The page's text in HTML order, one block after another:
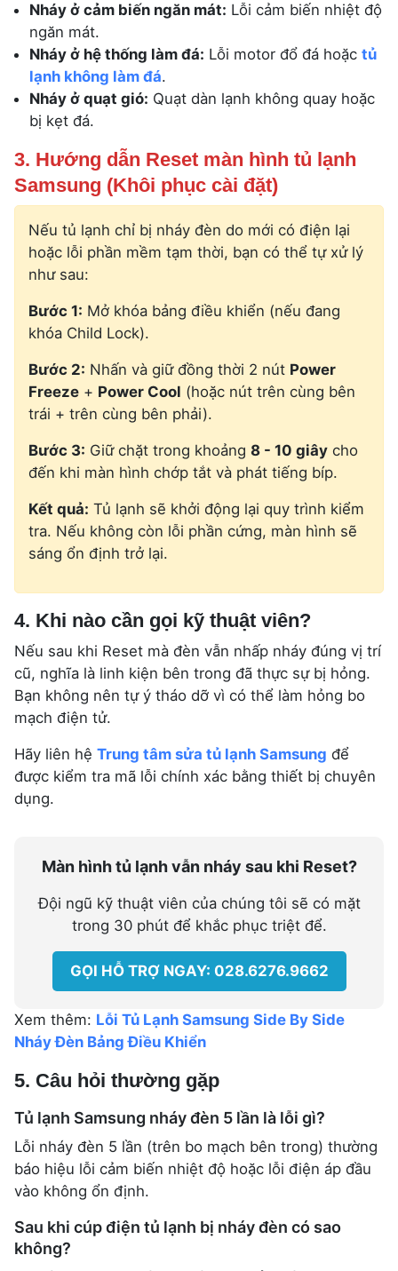
Nháy ở cảm biến ngăn mát: Lỗi cảm biến nhiệt độ
ngăn mát.
Nháy ở hệ thống làm đá: Lỗi motor đổ đá hoặc tủ
lạnh không làm đá.
Nháy ở quạt gió: Quạt dàn lạnh không quay hoặc
bị kẹt đá.
3. Hướng dẫn Reset màn hình tủ lạnh
Samsung (Khôi phục cài đặt)
Nếu tủ lạnh chỉ bị nháy đèn do mới có điện lại
hoặc lỗi phần mềm tạm thời, bạn có thể tự xử lý
như sau:
Bước 1: Mở khóa bảng điều khiển (nếu đang
khóa Child Lock).
Bước 2: Nhấn và giữ đồng thời 2 nút Power
Freeze + Power Cool (hoặc nút trên cùng bên
trái + trên cùng bên phải).
Bước 3: Giữ chặt trong khoảng 8 - 10 giây cho
đến khi màn hình chớp tắt và phát tiếng bíp.
Kết quả: Tủ lạnh sẽ khởi động lại quy trình kiểm
tra. Nếu không còn lỗi phần cứng, màn hình sẽ
sáng ổn định trở lại.
4. Khi nào cần gọi kỹ thuật viên?
Nếu sau khi Reset mà đèn vẫn nhấp nháy đúng vị trí
cũ, nghĩa là linh kiện bên trong đã thực sự bị hỏng.
Bạn không nên tự ý tháo dỡ vì có thể làm hỏng bo
mạch điện tử.
Hãy liên hệ Trung tâm sửa tủ lạnh Samsung để
được kiểm tra mã lỗi chính xác bằng thiết bị chuyên
dụng.
Màn hình tủ lạnh vẫn nháy sau khi Reset?
Đội ngũ kỹ thuật viên của chúng tôi sẽ có mặt
trong 30 phút để khắc phục triệt để.
GỌI HỖ TRỢ NGAY: 028.6276.9662
Xem thêm: Lỗi Tủ Lạnh Samsung Side By Side
Nháy Đèn Bảng Điều Khiển
5. Câu hỏi thường gặp
Tủ lạnh Samsung nháy đèn 5 lần là lỗi gì?
Lỗi nháy đèn 5 lần (trên bo mạch bên trong) thường
báo hiệu lỗi cảm biến nhiệt độ hoặc lỗi điện áp đầu
vào không ổn định.
Sau khi cúp điện tủ lạnh bị nháy đèn có sao
không?